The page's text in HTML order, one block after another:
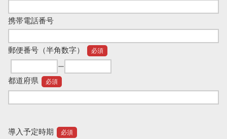
携帯電話番号
郵便番号 （半角数字） 必須
ー
都道府県 必須
導入予定時期 必須